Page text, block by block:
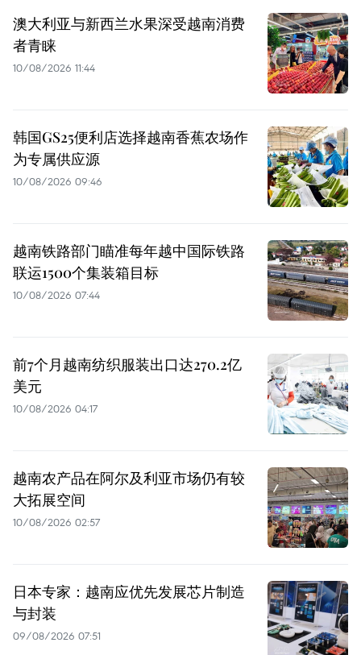
澳大利亚与新西兰水果深受越南消费
者青睐
10/08/2026 11:44
韩国GS25便利店选择越南香蕉农场作
为专属供应源
10/08/2026 09:46
越南铁路部门瞄准每年越中国际铁路
联运1500个集装箱目标
10/08/2026 07:44
前7个月越南纺织服装出口达270.2亿
美元
10/08/2026 04:17
越南农产品在阿尔及利亚市场仍有较
大拓展空间
10/08/2026 02:57
日本专家：越南应优先发展芯片制造
与封装
09/08/2026 07:51